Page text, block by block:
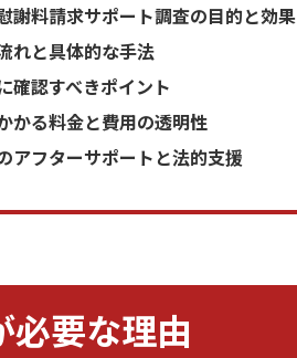
謝料請求サポート調査の目的と効果
れと具体的な手法
確認すべきポイント
かる料金と費用の透明性
アフターサポートと法的支援
要な理由